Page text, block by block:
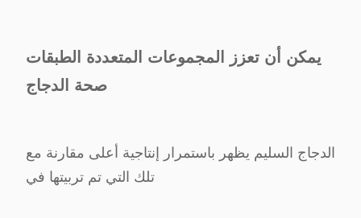
يمكن أن تعزز المجموعات المتعددة الطبقات
صحة الدجاج
الدجاج السليم يظهر باستمرار إنتاجية أعلى مقارنة مع
تلك التي تم تربيتها في